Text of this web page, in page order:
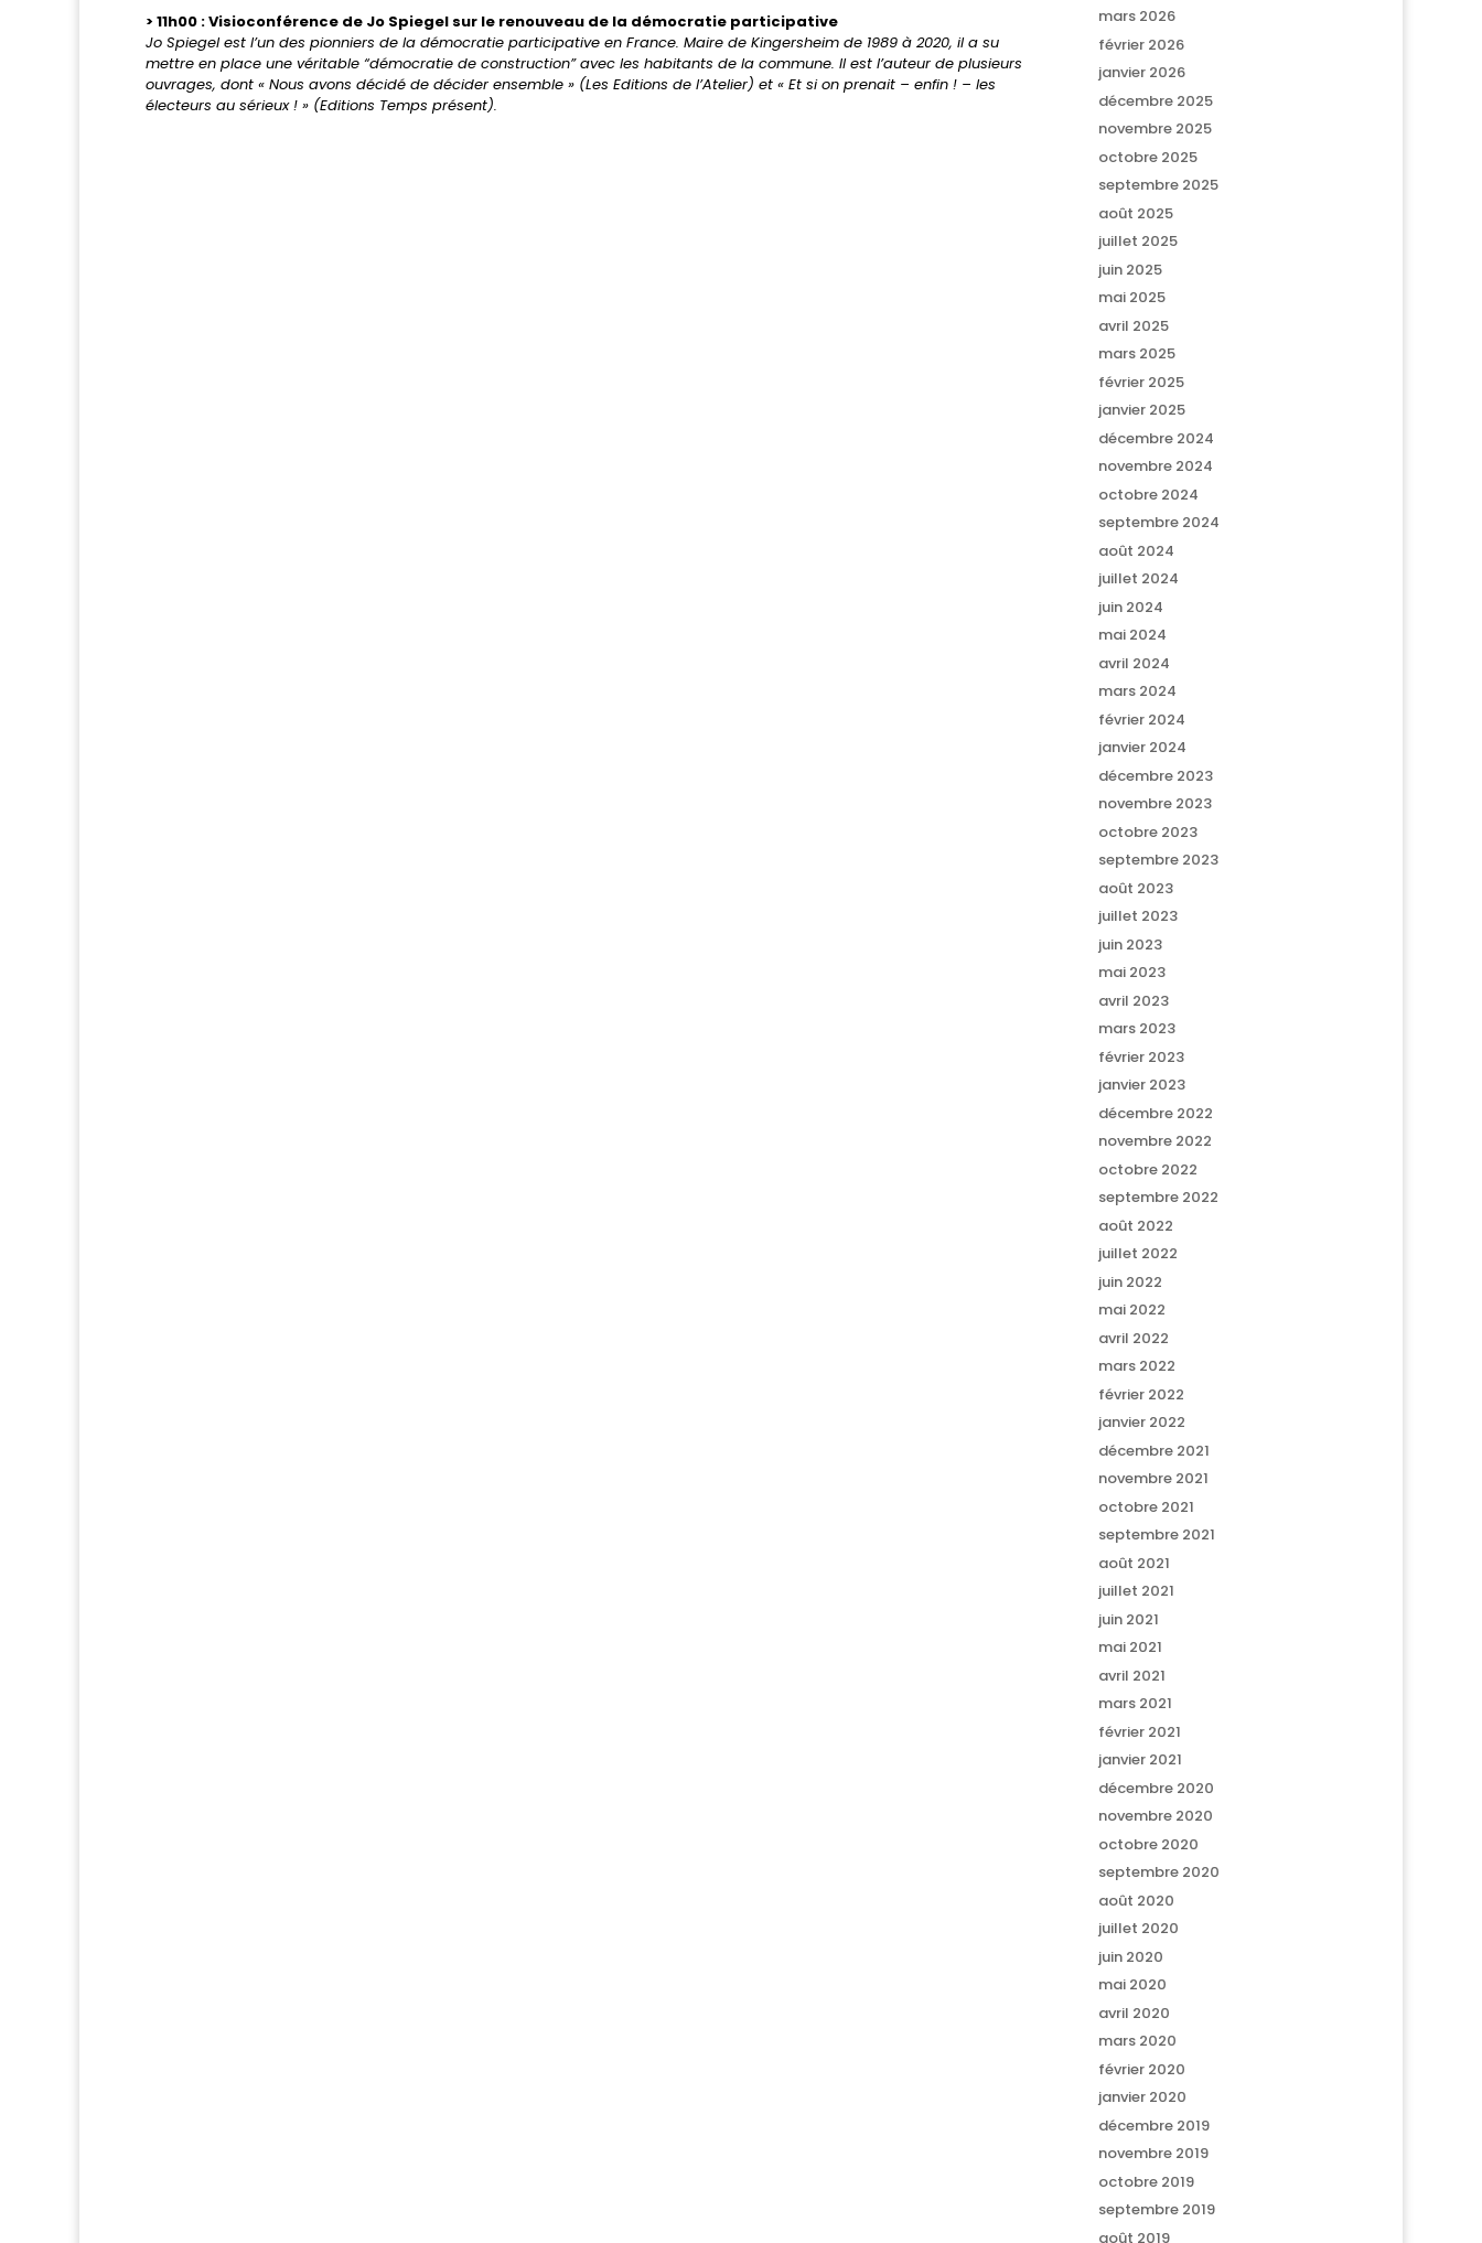
> 11h00 : Visioconférence de Jo Spiegel sur le renouveau de la démocratie participative
Jo Spiegel est l’un des pionniers de la démocratie participative en France. Maire de Kingersheim de 1989 à 2020, il a su
mettre en place une véritable “démocratie de construction” avec les habitants de la commune. Il est l’auteur de plusieurs
ouvrages, dont « Nous avons décidé de décider ensemble » (Les Editions de l’Atelier) et « Et si on prenait – enfin ! – les
électeurs au sérieux ! » (Editions Temps présent).
mars 2026
février 2026
janvier 2026
décembre 2025
novembre 2025
octobre 2025
septembre 2025
août 2025
juillet 2025
juin 2025
mai 2025
avril 2025
mars 2025
février 2025
janvier 2025
décembre 2024
novembre 2024
octobre 2024
septembre 2024
août 2024
juillet 2024
juin 2024
mai 2024
avril 2024
mars 2024
février 2024
janvier 2024
décembre 2023
novembre 2023
octobre 2023
septembre 2023
août 2023
juillet 2023
juin 2023
mai 2023
avril 2023
mars 2023
février 2023
janvier 2023
décembre 2022
novembre 2022
octobre 2022
septembre 2022
août 2022
juillet 2022
juin 2022
mai 2022
avril 2022
mars 2022
février 2022
janvier 2022
décembre 2021
novembre 2021
octobre 2021
septembre 2021
août 2021
juillet 2021
juin 2021
mai 2021
avril 2021
mars 2021
février 2021
janvier 2021
décembre 2020
novembre 2020
octobre 2020
septembre 2020
août 2020
juillet 2020
juin 2020
mai 2020
avril 2020
mars 2020
février 2020
janvier 2020
décembre 2019
novembre 2019
octobre 2019
septembre 2019
août 2019